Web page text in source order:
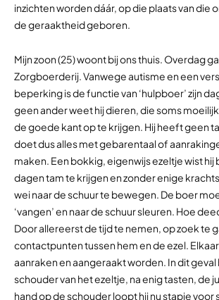
inzichten worden dáár, op die plaats van die
de geraaktheid geboren.
Mijn zoon (25) woont bij ons thuis. Overdag
Zorgboerderij. Vanwege autisme en een
beperking is de functie van ‘hulpboer’ zijn
geen ander weet hij dieren, die soms moeilijk
de goede kant op te krijgen. Hij heeft geen
doet dus alles met gebarentaal of
maken. Een bokkig, eigenwijs ezeltje wist hij
dagen tam te krijgen en zonder enige
wei naar de schuur te bewegen. De boer
‘vangen’ en naar de schuur sleuren. Hoe
Door allereerst de tijd te nemen, op zoek te
contactpunten tussen hem en de ezel.
aanraken en aangeraakt worden. In dit
schouder van het ezeltje, na enig tasten, de
hand op de schouder loopt hij nu stapje voor